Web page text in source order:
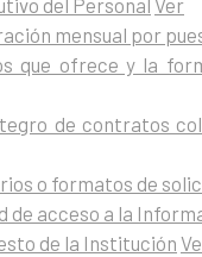
del Personal Ver
mensual por
que ofrece y la
de contratos
o formatos de
acceso a la
de la Institución